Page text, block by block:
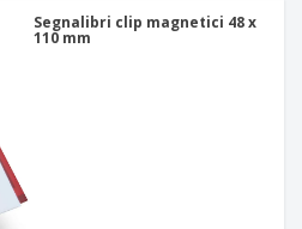
Segnalibri clip magnetici 48 x
110 mm